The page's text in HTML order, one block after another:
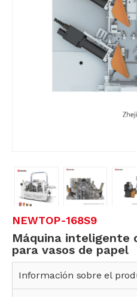
NEWTOP-168S9
Máquina inteligente
para vasos de papel
Información sobre el